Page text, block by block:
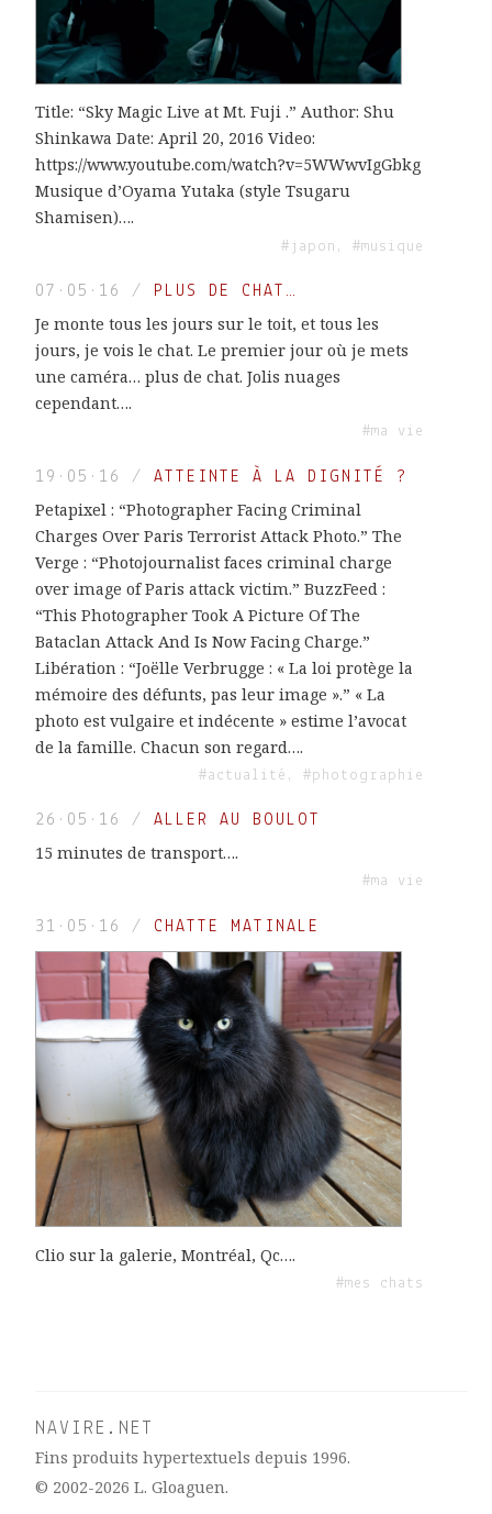
Title: “Sky Magic Live at Mt. Fuji .” Author: Shu
Shinkawa Date: April 20, 2016 Video:
https://www.youtube.com/watch?v=5WWwvIgGbkg
Musique d’Oyama Yutaka (style Tsugaru
Shamisen)….
#japon, #musique
07·05·16 / PLUS DE CHAT…
Je monte tous les jours sur le toit, et tous les
jours, je vois le chat. Le premier jour où je mets
une caméra… plus de chat. Jolis nuages
cependant….
#ma vie
19·05·16 / ATTEINTE À LA DIGNITÉ ?
Petapixel : “Photographer Facing Criminal
Charges Over Paris Terrorist Attack Photo.” The
Verge : “Photojournalist faces criminal charge
over image of Paris attack victim.” BuzzFeed :
“This Photographer Took A Picture Of The
Bataclan Attack And Is Now Facing Charge.”
Libération : “Joëlle Verbrugge : « La loi protège la
mémoire des défunts, pas leur image ».” « La
photo est vulgaire et indécente » estime l’avocat
de la famille. Chacun son regard….
#actualité, #photographie
26·05·16 / ALLER AU BOULOT
15 minutes de transport….
#ma vie
31·05·16 / CHATTE MATINALE
Clio sur la galerie, Montréal, Qc….
#mes chats
NAVIRE.NET
Fins produits hypertextuels depuis 1996.
© 2002-2026 L. Gloaguen.